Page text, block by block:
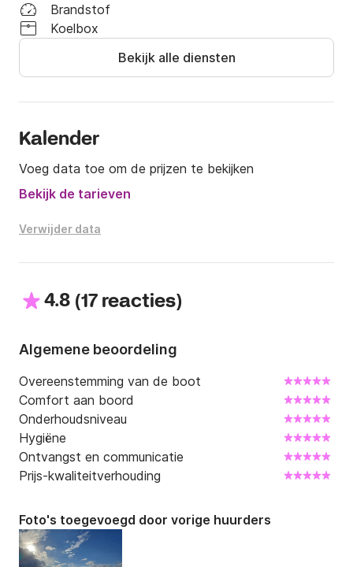
Brandstof
Koelbox
Bekijk alle diensten
Kalender
Voeg data toe om de prijzen te bekijken
Bekijk de tarieven
Verwijder data
4.8 (17 reacties)
Algemene beoordeling
Overeenstemming van de boot
Comfort aan boord
Onderhoudsniveau
Hygiëne
Ontvangst en communicatie
Prijs-kwaliteitverhouding
Foto's toegevoegd door vorige huurders